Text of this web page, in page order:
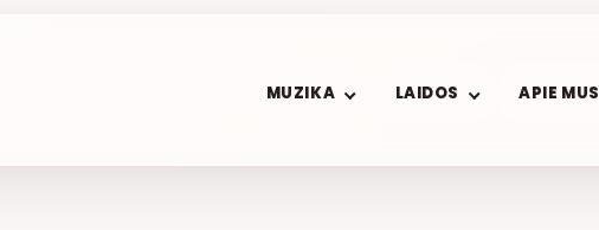
MUZIKA LAIDOS APIE MUS